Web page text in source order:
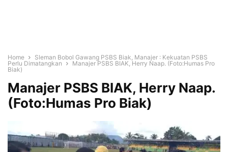
Home
Sleman Bobol Gawang PSBS Biak, Manajer : Kekuatan PSBS
Perlu Dimatangkan
Manajer PSBS BIAK, Herry Naap. (Foto:Humas Pro
Biak)
Manajer PSBS BIAK, Herry Naap.
(Foto:Humas Pro Biak)